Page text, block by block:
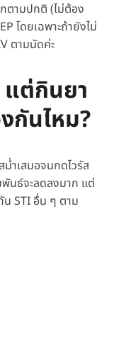
ตามปกติ (ไม่ต้อง
โดยเฉพาะถ้ายังไม่
ตามนัดค่ะ
ต่กินยา
กันไหม?
ำเสมอจนกดไวรัส
พันธ์จะลดลงมาก แต่
น STI อื่น ๆ ตาม